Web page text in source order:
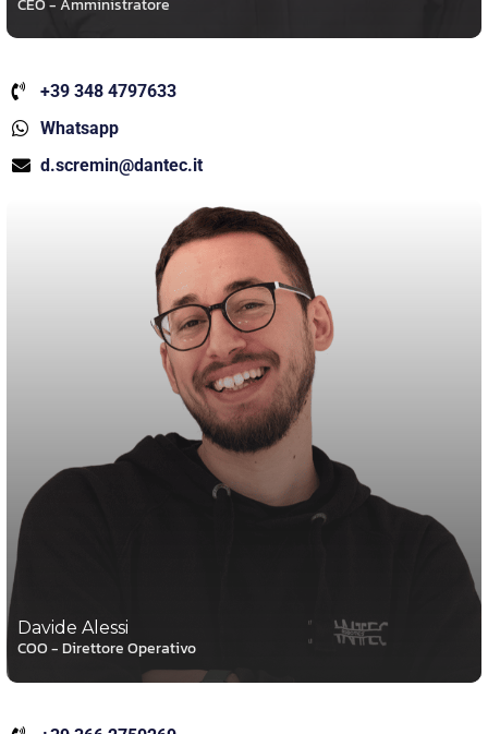
+39 348 4797633
Whatsapp
d.scremin@dantec.it
Davide Alessi
COO - Direttore Operativo